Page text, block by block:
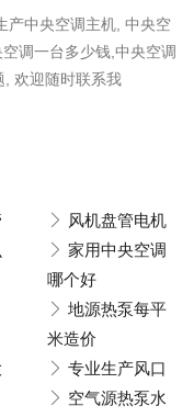
产中央空调主机, 中央空
调一台多少钱,中央空调
, 欢迎随时联系我
风机盘管电机
家用中央空调
哪个好
地源热泵每平
米造价
专业生产风口
空气源热泵水